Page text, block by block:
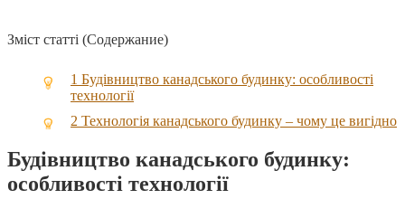
Зміст статті (Содержание)
1 Будівництво канадського будинку: особливості
технології
2 Технологія канадського будинку – чому це вигідно
Будівництво канадського будинку:
особливості технології